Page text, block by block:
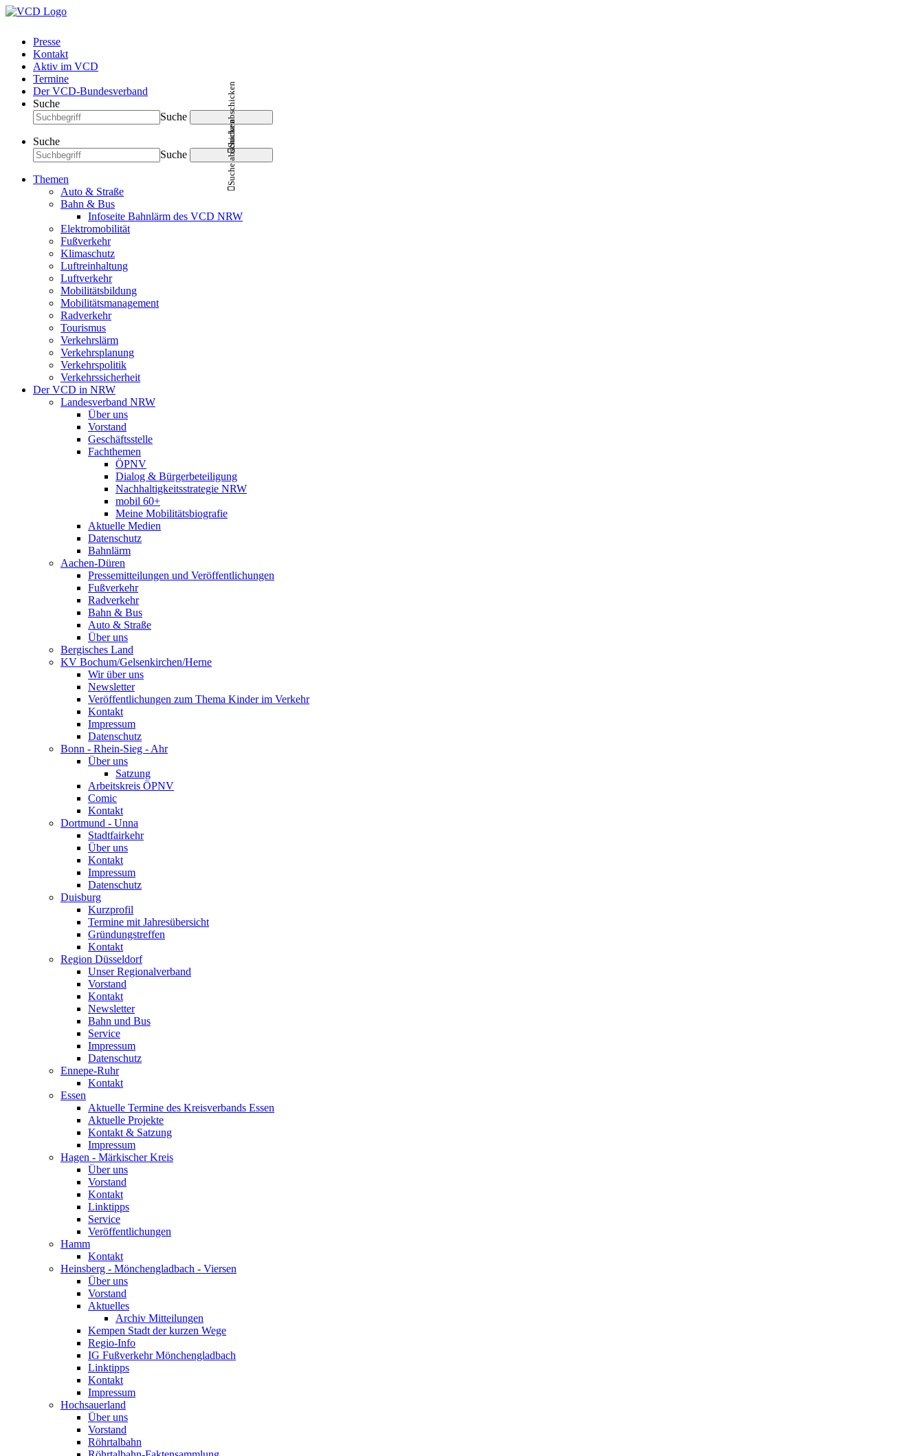
Presse
Kontakt
Aktiv im VCD
Termine
Der VCD-Bundesverband
Suche
Suche
Suche abschicken
Suche
Suche
Suche abschicken
Themen
Auto & Straße
Bahn & Bus
Infoseite Bahnlärm des VCD NRW
Elektromobilität
Fußverkehr
Klimaschutz
Luftreinhaltung
Luftverkehr
Mobilitätsbildung
Mobilitätsmanagement
Radverkehr
Tourismus
Verkehrslärm
Verkehrsplanung
Verkehrspolitik
Verkehrssicherheit
Der VCD in NRW
Landesverband NRW
Über uns
Vorstand
Geschäftsstelle
Fachthemen
ÖPNV
Dialog & Bürgerbeteiligung
Nachhaltigkeitsstrategie NRW
mobil 60+
Meine Mobilitätsbiografie
Aktuelle Medien
Datenschutz
Bahnlärm
Aachen-Düren
Pressemitteilungen und Veröffentlichungen
Fußverkehr
Radverkehr
Bahn & Bus
Auto & Straße
Über uns
Bergisches Land
KV Bochum/Gelsenkirchen/Herne
Wir über uns
Newsletter
Veröffentlichungen zum Thema Kinder im Verkehr
Kontakt
Impressum
Datenschutz
Bonn - Rhein-Sieg - Ahr
Über uns
Satzung
Arbeitskreis ÖPNV
Comic
Kontakt
Dortmund - Unna
Stadtfairkehr
Über uns
Kontakt
Impressum
Datenschutz
Duisburg
Kurzprofil
Termine mit Jahresübersicht
Gründungstreffen
Kontakt
Region Düsseldorf
Unser Regionalverband
Vorstand
Kontakt
Newsletter
Bahn und Bus
Service
Impressum
Datenschutz
Ennepe-Ruhr
Kontakt
Essen
Aktuelle Termine des Kreisverbands Essen
Aktuelle Projekte
Kontakt & Satzung
Impressum
Hagen - Märkischer Kreis
Über uns
Vorstand
Kontakt
Linktipps
Service
Veröffentlichungen
Hamm
Kontakt
Heinsberg - Mönchengladbach - Viersen
Über uns
Vorstand
Aktuelles
Archiv Mitteilungen
Kempen Stadt der kurzen Wege
Regio-Info
IG Fußverkehr Mönchengladbach
Linktipps
Kontakt
Impressum
Hochsauerland
Über uns
Vorstand
Röhrtalbahn